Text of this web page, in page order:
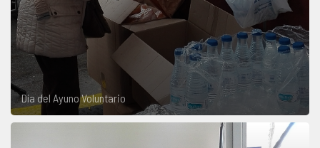
Día del Ayuno Voluntario